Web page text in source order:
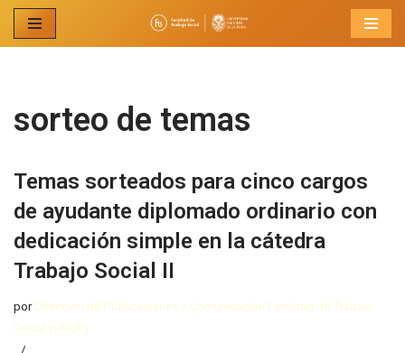
Ir
sorteo de temas
Temas sorteados para cinco cargos
de ayudante diplomado ordinario con
dedicación simple en la cátedra
Trabajo Social II
porDirección de Publicaciones y Comunicación Facultad de Trabajo
Social (UNLP)